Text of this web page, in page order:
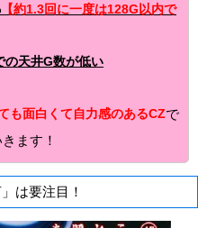
【約1.3回に一度は128G以内で
の天井G数が低い
も面白くて自力感のあるCZで
ます！
は要注目！